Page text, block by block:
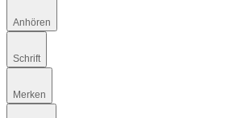
Anhören
Schrift
Merken